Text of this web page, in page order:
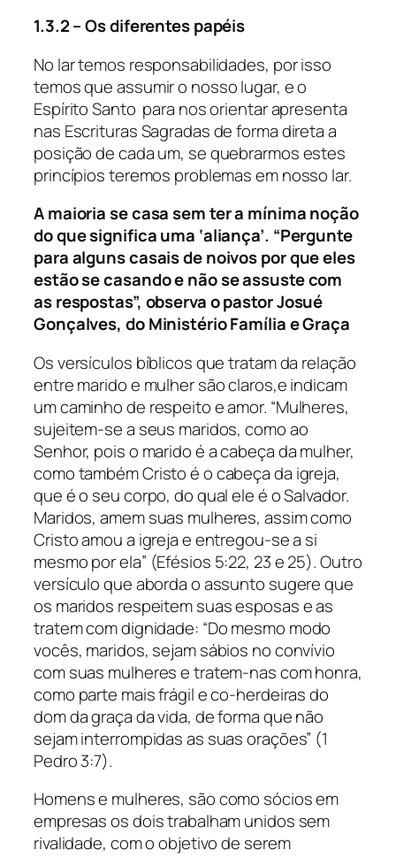
1.3.2 – Os diferentes papéis
No lar temos responsabilidades, por isso
temos que assumir o nosso lugar, e o
Espírito Santo para nos orientar apresenta
nas Escrituras Sagradas de forma direta a
posição de cada um, se quebrarmos estes
princípios teremos problemas em nosso lar.
A maioria se casa sem ter a mínima noção
do que significa uma ‘aliança’. “Pergunte
para alguns casais de noivos por que eles
estão se casando e não se assuste com
as respostas”, observa o pastor Josué
Gonçalves, do Ministério Família e Graça
Os versículos bíblicos que tratam da relação
entre marido e mulher são claros,e indicam
um caminho de respeito e amor. “Mulheres,
sujeitem-se a seus maridos, como ao
Senhor, pois o marido é a cabeça da mulher,
como também Cristo é o cabeça da igreja,
que é o seu corpo, do qual ele é o Salvador.
Maridos, amem suas mulheres, assim como
Cristo amou a igreja e entregou-se a si
mesmo por ela” (Efésios 5:22, 23 e 25). Outro
versículo que aborda o assunto sugere que
os maridos respeitem suas esposas e as
tratem com dignidade: “Do mesmo modo
vocês, maridos, sejam sábios no convívio
com suas mulheres e tratem-nas com honra,
como parte mais frágil e co-herdeiras do
dom da graça da vida, de forma que não
sejam interrompidas as suas orações” (1
Pedro 3:7).
Homens e mulheres, são como sócios em
empresas os dois trabalham unidos sem
rivalidade, com o objetivo de serem